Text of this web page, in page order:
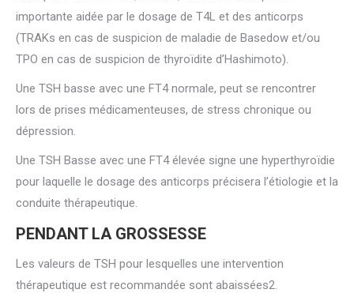
importante aidée par le dosage de T4L et des anticorps
(TRAKs en cas de suspicion de maladie de Basedow et/ou
TPO en cas de suspicion de thyroïdite d’Hashimoto).
Une TSH basse avec une FT4 normale, peut se rencontrer
lors de prises médicamenteuses, de stress chronique ou
dépression.
Une TSH Basse avec une FT4 élevée signe une hyperthyroïdie
pour laquelle le dosage des anticorps précisera l’étiologie et la
conduite thérapeutique.
PENDANT LA GROSSESSE
Les valeurs de TSH pour lesquelles une intervention
thérapeutique est recommandée sont abaissées2.